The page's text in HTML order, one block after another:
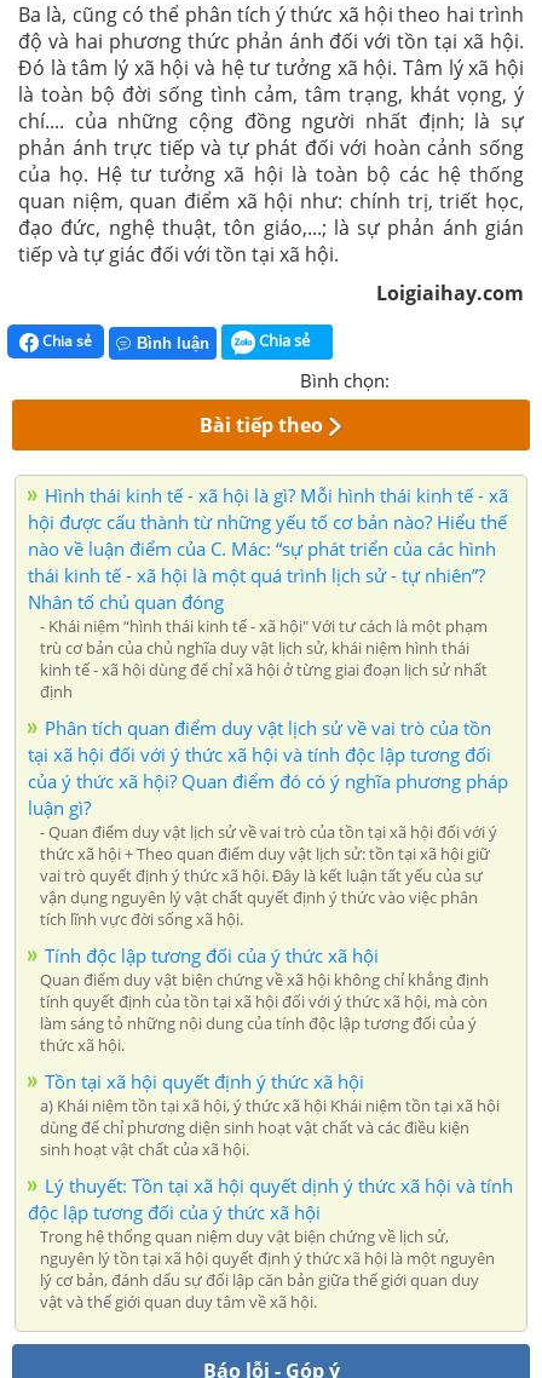
Ba là, cũng có thể phân tích ý thức xã hội theo hai trình
độ và hai phương thức phản ánh đối với tồn tại xã hội.
Đó là tâm lý xã hội và hệ tư tưởng xã hội. Tâm lý xã hội
là toàn bộ đời sống tình cảm, tâm trạng, khát vọng, ý
chí.... của những cộng đồng người nhất định; là sự
phản ánh trực tiếp và tự phát đối với hoàn cảnh sống
của họ. Hệ tư tưởng xã hội là toàn bộ các hệ thống
quan niệm, quan điểm xã hội như: chính trị, triết học,
đạo đức, nghệ thuật, tôn giáo,...; là sự phản ánh gián
tiếp và tự giác đối với tồn tại xã hội.
Loigiaihay.com
Chia sẻ Bình luận Chia sẻ
Bình chọn:
Bài tiếp theo
Hình thái kinh tế - xã hội là gì? Mỗi hình thái kinh tế - xã
hội được cấu thành từ những yếu tố cơ bản nào? Hiểu thế
nào về luận điểm của C. Mác: “sự phát triển của các hình
thái kinh tế - xã hội là một quá trình lịch sử - tự nhiên”?
Nhân tố chủ quan đóng
- Khái niệm “hình thái kinh tế - xã hội" Với tư cách là một phạm
trù cơ bản của chủ nghĩa duy vật lịch sử, khái niệm hình thái
kinh tế - xã hội dùng để chỉ xã hội ở từng giai đoạn lịch sử nhất
định
Phân tích quan điểm duy vật lịch sử về vai trò của tồn
tại xã hội đối với ý thức xã hội và tính độc lập tương đối
của ý thức xã hội? Quan điểm đó có ý nghĩa phương pháp
luận gì?
- Quan điểm duy vật lịch sử về vai trò của tồn tại xã hội đối với ý
thức xã hội + Theo quan điểm duy vật lịch sử: tồn tại xã hội giữ
vai trò quyết định ý thức xã hội. Đây là kết luận tất yếu của sự
vận dụng nguyên lý vật chất quyết định ý thức vào việc phân
tích lĩnh vực đời sống xã hội.
Tính độc lập tương đối của ý thức xã hội
Quan điểm duy vật biện chứng về xã hội không chỉ khẳng định
tính quyết định của tồn tại xã hội đối với ý thức xã hội, mà còn
làm sáng tỏ những nội dung của tính độc lập tương đối của ý
thức xã hội.
Tồn tại xã hội quyết định ý thức xã hội
a) Khái niệm tồn tại xã hội, ý thức xã hội Khái niệm tồn tại xã hội
dùng để chỉ phương diện sinh hoạt vật chất và các điều kiện
sinh hoạt vật chất của xã hội.
Lý thuyết: Tồn tại xã hội quyết dịnh ý thức xã hội và tính
độc lập tương đối của ý thức xã hội
Trong hệ thống quan niệm duy vật biện chứng về lịch sử,
nguyên lý tồn tại xã hội quyết định ý thức xã hội là một nguyên
lý cơ bản, đánh dấu sự đối lập căn bản giữa thế giới quan duy
vật và thế giới quan duy tâm về xã hội.
Báo lỗi - Góp ý